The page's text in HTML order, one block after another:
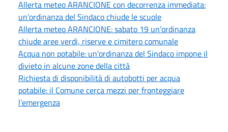
Allerta meteo ARANCIONE con decorrenza immediata:
un’ordinanza del Sindaco chiude le scuole
Allerta meteo ARANCIONE: sabato 19 un’ordinanza
chiude aree verdi, riserve e cimitero comunale
Acqua non potabile: un’ordinanza del Sindaco impone il
divieto in alcune zone della città
Richiesta di disponibilità di autobotti per acqua
potabile: il Comune cerca mezzi per fronteggiare
l’emergenza